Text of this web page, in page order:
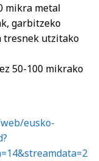
mikra metal
garbitzeko
utzitako
50-100 mikrako
eusko-